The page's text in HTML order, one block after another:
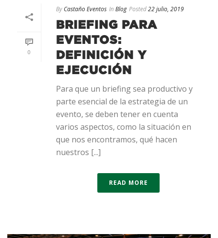
0
By Castaño Eventos In Blog Posted22 julio, 2019
BRIEFING PARA
EVENTOS:
DEFINICIÓN Y
EJECUCIÓN
Para que un briefing sea productivo y
parte esencial de la estrategia de un
evento, se deben tener en cuenta
varios aspectos, como la situación en
que nos encontramos, qué hacen
nuestros [...]
READ MORE